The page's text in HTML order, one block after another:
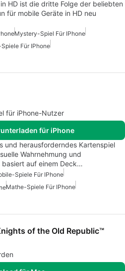
HD ist die dritte Folge der beliebten
für mobile Geräte in HD neu
Mystery-Spiel Für IPhone
Für IPhone
für iPhone-Nutzer
für iPhone
und herausforderndes Kartenspiel
Wahrnehmung und
basiert auf einem Deck…
Spiele Für IPhone
Mathe-Spiele Für IPhone
of the Old Republic™